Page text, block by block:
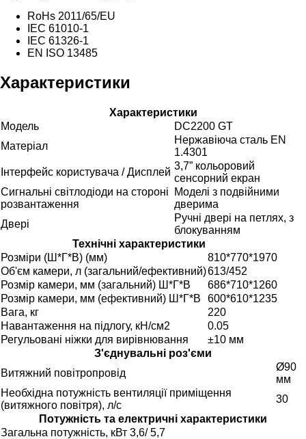
RoHs 2011/65/EU
IEC 61010-1
IEC 61326-1
EN ISO 13485
Характеристики
Характеристики
Модель
DC2200 GT
Матеріал
Нержавіюча сталь EN
1.4301
Інтерфейс користувача / Дисплей
3,7” кольоровий
сенсорний екран
Сигнальні світлодіоди на стороні
розвантаження
Моделі з подвійними
дверима
Двері
Ручні двері на петлях, з
блокуванням
Технічні характеристики
Розміри (Ш*Г*В) (мм)
810*770*1970
Об'єм камери, л (загальний/ефективний)613/452
Розмір камери, мм (загальний) Ш*Г*В
686*710*1260
Розмір камери, мм (ефективний) Ш*Г*В
600*610*1235
Вага, кг
220
Навантаження на підлогу, кН/см2
0.05
Регульовані ніжки для вирівнювання
±10 мм
З'єднувальні роз'єми
Витяжний повітропровід
Ø90
мм
Необхідна потужність вентиляції приміщення
(витяжного повітря), л/с
30
Потужність та електричні характеристики
Загальна потужність, кВт 3,6/ 5,7